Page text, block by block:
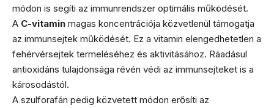
módon is segíti az immunrendszer optimális működését.
A C-vitamin magas koncentrációja közvetlenül támogatja
az immunsejtek működését. Ez a vitamin elengedhetetlen a
fehérvérsejtek termeléséhez és aktivitásához. Ráadásul
antioxidáns tulajdonsága révén védi az immunsejteket is a
károsodástól.
A szulforafán pedig közvetett módon erősíti az